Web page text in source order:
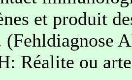
et produit
Réalite ou